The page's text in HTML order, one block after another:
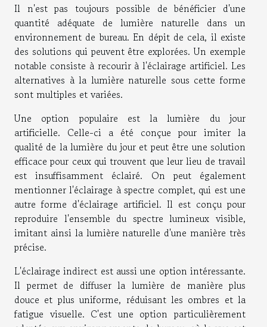
Il n'est pas toujours possible de bénéficier d'une
quantité adéquate de lumière naturelle dans un
environnement de bureau. En dépit de cela, il existe
des solutions qui peuvent être explorées. Un exemple
notable consiste à recourir à l'éclairage artificiel. Les
alternatives à la lumière naturelle sous cette forme
sont multiples et variées.
Une option populaire est la lumière du jour
artificielle. Celle-ci a été conçue pour imiter la
qualité de la lumière du jour et peut être une solution
efficace pour ceux qui trouvent que leur lieu de travail
est insuffisamment éclairé. On peut également
mentionner l'éclairage à spectre complet, qui est une
autre forme d'éclairage artificiel. Il est conçu pour
reproduire l'ensemble du spectre lumineux visible,
imitant ainsi la lumière naturelle d'une manière très
précise.
L'éclairage indirect est aussi une option intéressante.
Il permet de diffuser la lumière de manière plus
douce et plus uniforme, réduisant les ombres et la
fatigue visuelle. C'est une option particulièrement